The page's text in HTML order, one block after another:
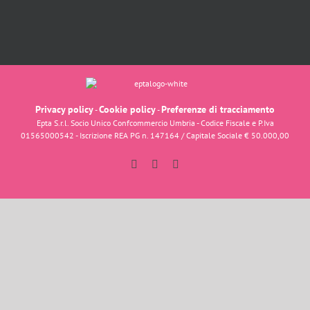
Privacy policy-Cookie policy-Preferenze di tracciamento
Epta S.r.l. Socio Unico Confcommercio Umbria - Codice Fiscale e P.Iva
01565000542 - Iscrizione REA PG n. 147164 / Capitale Sociale € 50.000,00
FacebookInstagram